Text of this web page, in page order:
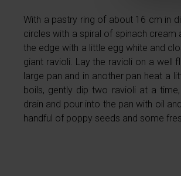
traffico.
dati
raccolto
With a pastry ring of about 16 cm in
circles with a spiral of spinach cream
the edge with a little egg white and
giant ravioli. Lay the ravioli on a well
large pan and in another pan heat a
boils, gently dip two ravioli at a
drain and pour into the pan with oil
handful of poppy seeds and some